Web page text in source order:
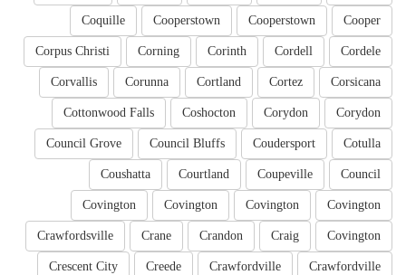
Cooper
Cooperstown
Cooperstown
Coquille
Cordele
Cordell
Corinth
Corning
Corpus Christi
Corsicana
Cortez
Cortland
Corunna
Corvallis
Corydon
Corydon
Coshocton
Cottonwood Falls
Cotulla
Coudersport
Council Bluffs
Council Grove
Council
Coupeville
Courtland
Coushatta
Covington
Covington
Covington
Covington
Covington
Craig
Crandon
Crane
Crawfordsville
Crawfordville
Crawfordville
Creede
Crescent City